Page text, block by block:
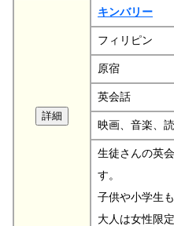
キンバリー
フィリピン
原宿
英会話
映画、音楽、
生徒さんの英
す。
子供や小学生
大人は女性限